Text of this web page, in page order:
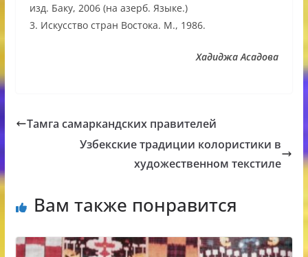
изд. Баку, 2006 (на азерб. Языке.)
3. Искусство стран Востока. М., 1986.
Хадиджа Асадова
Тамга самаркандских правителей
Узбекские традиции колористики в
художественном текстиле
Вам также понравится